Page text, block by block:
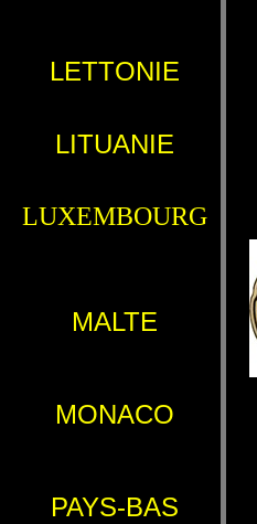
LETTONIE
LITUANIE
LUXEMBOURG
MALTE
MONACO
PAYS-BAS